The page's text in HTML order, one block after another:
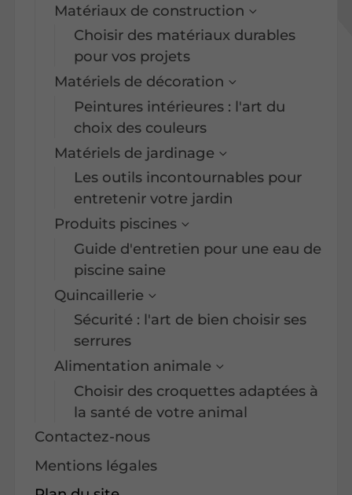
Matériaux de construction
Choisir des matériaux durables
pour vos projets
Matériels de décoration
Peintures intérieures : l'art du
choix des couleurs
Matériels de jardinage
Les outils incontournables pour
entretenir votre jardin
Produits piscines
Guide d'entretien pour une eau de
piscine saine
Quincaillerie
Sécurité : l'art de bien choisir ses
serrures
Alimentation animale
Choisir des croquettes adaptées à
la santé de votre animal
Contactez-nous
Mentions légales